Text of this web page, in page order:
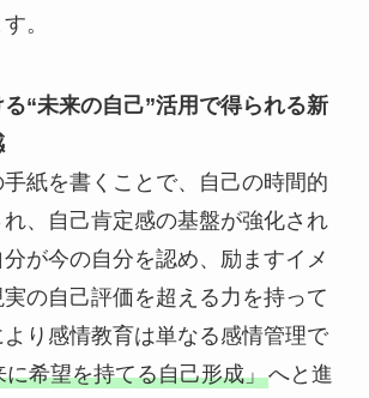
。
“未来の自己”活用で得られる新
紙を書くことで、自己の時間的
、自己肯定感の基盤が強化され
が今の自分を認め、励ますイメ
の自己評価を超える力を持って
り感情教育は単なる感情管理で
に希望を持てる自己形成」へと進